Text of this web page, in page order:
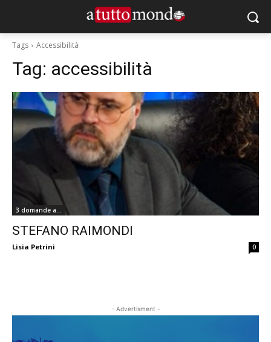
Tags Accessibilità
Tag: accessibilità
3 domande a...
STEFANO RAIMONDI
Lisia Petrini 0
- Advertisment -